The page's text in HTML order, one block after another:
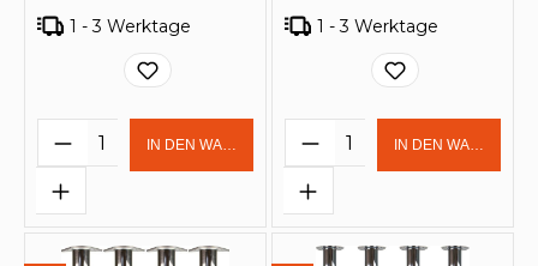
1 - 3 Werktage
Produkt Anzahl: Gib den
IN DEN WARENKORB
1 - 3 Werktage
Produkt Anzahl:
IN DEN